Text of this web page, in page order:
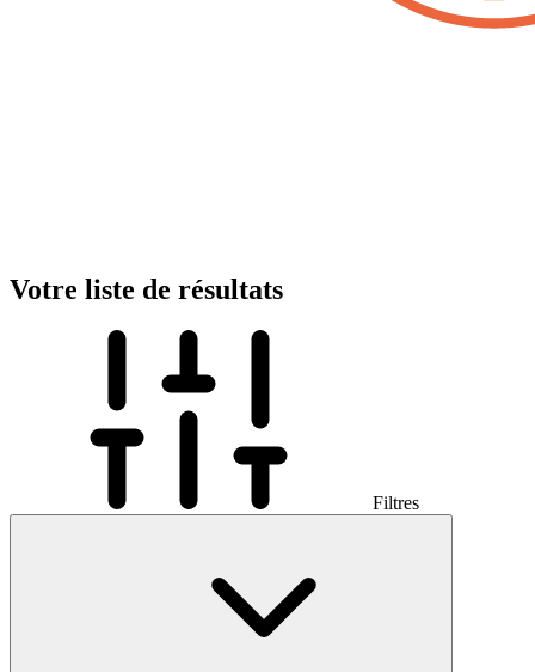
Votre liste de résultats
Filtres